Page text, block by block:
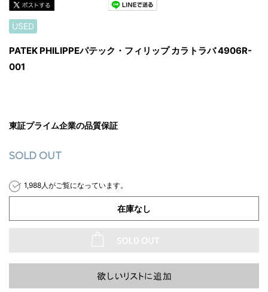
過去の特集をすべて見る>>
USED
PATEK PHILIPPEパテック・フィリップ カラトラバ 4906R-
001
東証プライム企業の品質保証
SOLD OUT
1,988人がご覧になっています。
在庫なし